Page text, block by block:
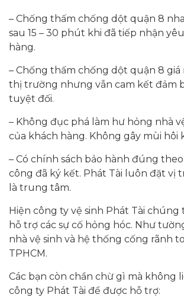
– Chống thấm chống dột quận 8
sau 15 – 30 phút khi đã tiếp nhận
hàng.
– Chống thấm chống dột quận 8 giá
thị trường nhưng vẫn cam kết đảm
tuyệt đối.
– Không đục phá làm hư hỏng nhà
của khách hàng. Không gây mùi hôi
– Có chính sách bảo hành đúng
công đã ký kết. Phát Tài luôn đặt vị
là trung tâm.
Hiện công ty vệ sinh Phát Tài chúng
hỗ trợ các sự cố hỏng hóc. Như
nhà vệ sinh và hệ thống cống rãnh
TPHCM.
Các bạn còn chần chừ gì mà không
công ty Phát Tài để được hỗ trợ: